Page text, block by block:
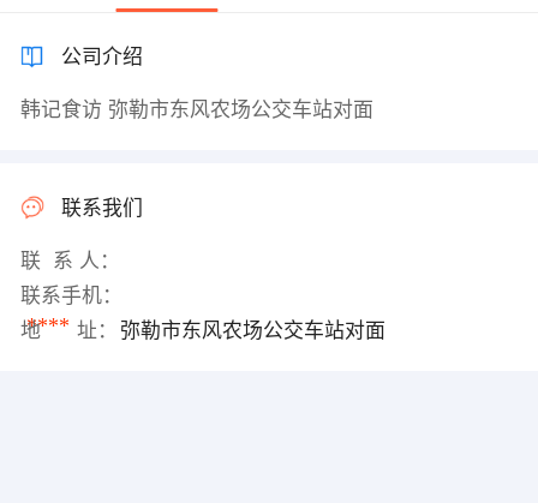
公司介绍
韩记食访 弥勒市东风农场公交车站对面
联系我们
联 系 人：
联系手机：
****
地 址： 弥勒市东风农场公交车站对面